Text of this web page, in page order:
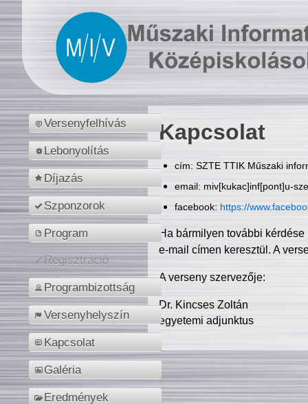
Versenyfelhívás
Lebonyolítás
Díjazás
Szponzorok
Program
Regisztráció
Programbizottság
Versenyhelyszín
Kapcsolat
Galéria
Eredmények
Kapcsolat
cím: SZTE TTIK Műszaki
email: miv[kukac]inf[pont]u-
facebook: https://
Ha bármilyen további
e-mail címen keresztül. A
A verseny szervezője:
Dr. Kincses Zoltán
egyetemi adjunktus